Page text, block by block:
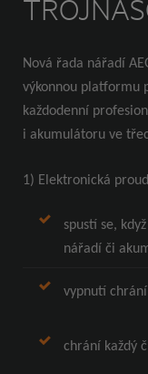
Nová řada nářadí
výkonnou platformu
každodenní
i akumulátoru ve
1) Elektronická
spustí se,
nářadí či
vypnutí
chrání každý